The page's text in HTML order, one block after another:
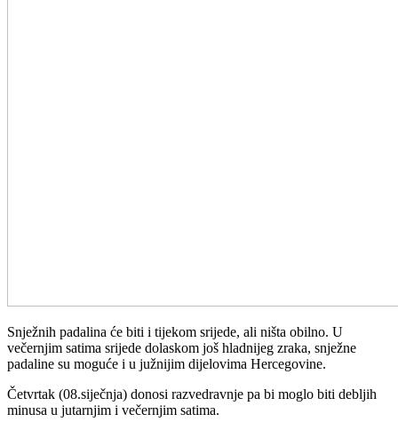
Snježnih padalina će biti i tijekom srijede, ali ništa obilno. U
večernjim satima srijede dolaskom još hladnijeg zraka, snježne
padaline su moguće i u južnijim dijelovima Hercegovine.
Četvrtak (08.siječnja) donosi razvedravnje pa bi moglo biti debljih
minusa u jutarnjim i večernjim satima.